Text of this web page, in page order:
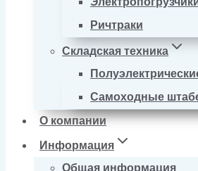
Ричтраки
Складская техника
Самоходные
О компании
Информация
Общая информация